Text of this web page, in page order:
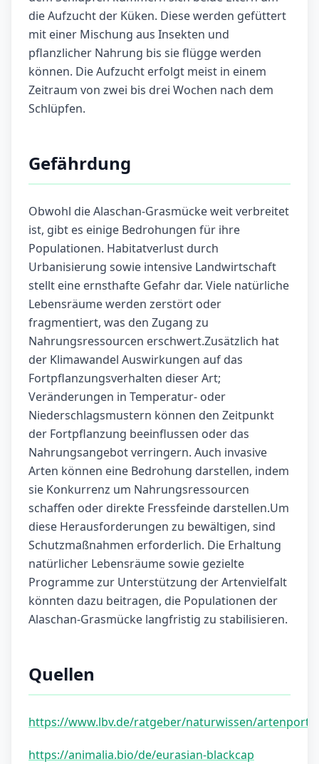
die Aufzucht der Küken. Diese werden gefüttert
mit einer Mischung aus Insekten und
pflanzlicher Nahrung bis sie flügge werden
können. Die Aufzucht erfolgt meist in einem
Zeitraum von zwei bis drei Wochen nach dem
Schlüpfen.
Gefährdung
Obwohl die Alaschan-Grasmücke weit verbreitet
ist, gibt es einige Bedrohungen für ihre
Populationen. Habitatverlust durch
Urbanisierung sowie intensive Landwirtschaft
stellt eine ernsthafte Gefahr dar. Viele natürliche
Lebensräume werden zerstört oder
fragmentiert, was den Zugang zu
Nahrungsressourcen erschwert.Zusätzlich hat
der Klimawandel Auswirkungen auf das
Fortpflanzungsverhalten dieser Art;
Veränderungen in Temperatur- oder
Niederschlagsmustern können den Zeitpunkt
der Fortpflanzung beeinflussen oder das
Nahrungsangebot verringern. Auch invasive
Arten können eine Bedrohung darstellen, indem
sie Konkurrenz um Nahrungsressourcen
schaffen oder direkte Fressfeinde darstellen.Um
diese Herausforderungen zu bewältigen, sind
Schutzmaßnahmen erforderlich. Die Erhaltung
natürlicher Lebensräume sowie gezielte
Programme zur Unterstützung der Artenvielfalt
könnten dazu beitragen, die Populationen der
Alaschan-Grasmücke langfristig zu stabilisieren.
Quellen
https://www.lbv.de/ratgeber/naturwissen/
https://animalia.bio/de/eurasian-blackcap